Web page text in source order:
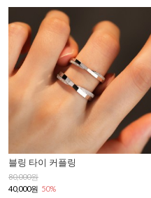
블링 타이 커플링
80,000원
40,000원 50%